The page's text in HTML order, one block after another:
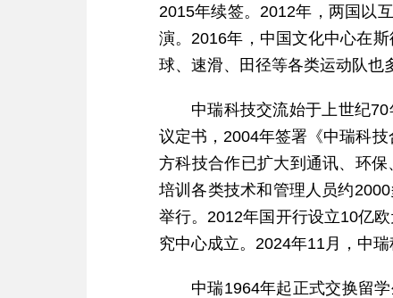
2015年续签。2012年，两国以
演。2016年，中国文化中心在
球、速滑、田径等各类运动队也
中瑞科技交流始于上世纪
议定书，2004年签署《中瑞科
方科技合作已扩大到通讯、环
培训各类技术和管理人员约
举行。2012年国开行设立10亿
究中心成立。2024年11月，中
中瑞1964年起正式交换留